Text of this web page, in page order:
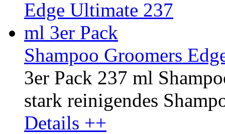
Shampoo Groomers
3er Pack 237 ml
stark reinigendes
Details ++